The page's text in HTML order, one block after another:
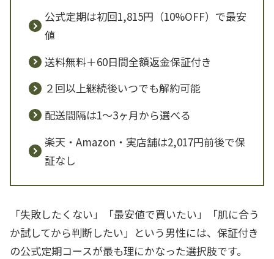
公式定期は初回1,815円（10%OFF）で最安
値
送料無料＋60日間全額返金保証付き
２回以上継続後いつでも解約可能
配送間隔は1～3ヶ月から選べる
楽天・Amazon・実店舗は2,017円前後で保
証なし
「失敗したくない」「最安値で買いたい」「肌に合う
か試してから判断したい」という男性には、保証付き
の公式定期コースが最も理にかなった選択肢です。